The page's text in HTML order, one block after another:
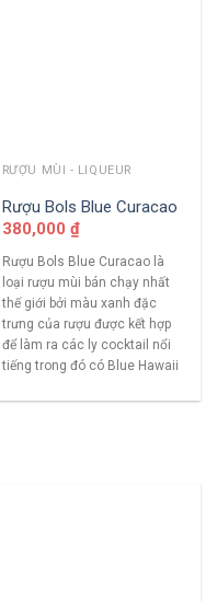
RƯỢU MÙI - LIQUEUR
Rượu Bols Blue Curacao
380,000 ₫
Rượu Bols Blue Curacao là
loại rượu mùi bán chạy nhất
thế giới bởi màu xanh đặc
trưng của rượu được kết hợp
để làm ra các ly cocktail nổi
tiếng trong đó có Blue Hawaii